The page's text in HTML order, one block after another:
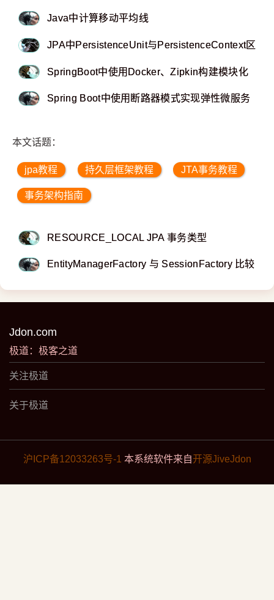
Java中计算移动平均线
JPA中PersistenceUnit与PersistenceContext区别
SpringBoot中使用Docker、Zipkin构建模块化
Spring Boot中使用断路器模式实现弹性微服务
本文话题：
jpa教程 持久层框架教程 JTA事务教程
事务架构指南
RESOURCE_LOCAL JPA 事务类型
EntityManagerFactory 与 SessionFactory 比较
Jdon.com
极道：极客之道
关注极道
关于极道
沪ICP备12033263号-1 本系统软件来自开源JiveJdon